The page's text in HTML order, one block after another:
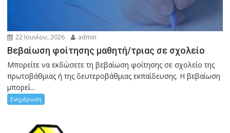
22 Ιουνίου, 2026 admin
Βεβαίωση φοίτησης μαθητή/τριας σε σχολείο
Μπορείτε να εκδώσετε τη βεβαίωση φοίτησης σε σχολείο της
πρωτοβάθμιας ή της δευτεροβάθμιας εκπαίδευσης. Η βεβαίωση
μπορεί...
Ενημέρωση